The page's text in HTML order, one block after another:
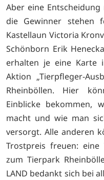
Aber eine
die Gewinner stehen
Kastellaun Victoria
Schönborn Erik
erhalten je eine
Aktion „Tierpfleger-
Rheinböllen. Hier
Einblicke bekommen,
macht und wie man
versorgt. Alle anderen
Trostpreis freuen:
zum Tierpark
LAND bedankt sich bei